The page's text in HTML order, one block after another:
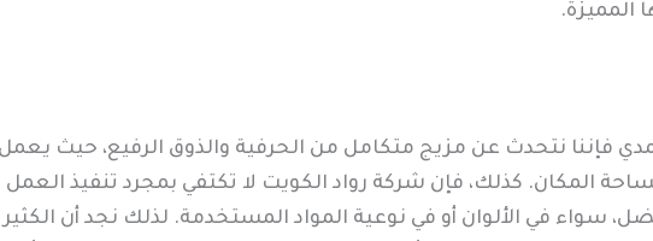
فإننا نتحدث عن مزيج متكامل من الحرفية والذوق الرفيع، حيث يعمل
المكان. كذلك، فإن شركة رواد الكويت لا تكتفي بمجرد تنفيذ
سواء في الألوان أو في نوعية المواد المستخدمة. لذلك نجد أن